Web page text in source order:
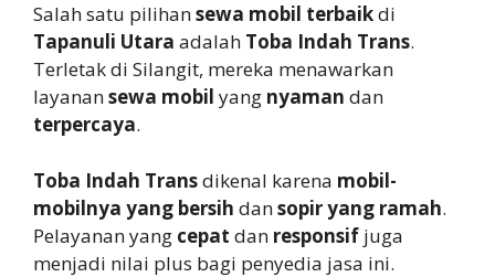
Salah satu pilihansewa mobil terbaikdi
Tapanuli Utara adalah Toba Indah Trans.
Terletak di Silangit, mereka menawarkan
layanansewa mobil yang nyaman dan
terpercaya.
Toba Indah Transdikenal karena mobil-
mobilnya yang bersih dansopir yang ramah.
Pelayanan yang cepat dan responsif juga
menjadi nilai plus bagi penyedia jasa ini.